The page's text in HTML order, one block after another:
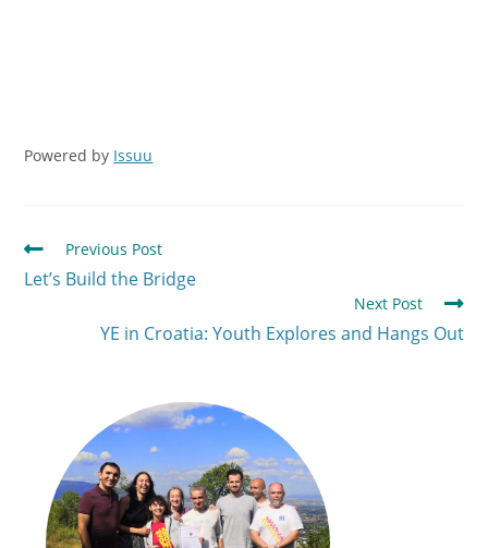
Powered by Issuu
Previous Post
Let’s Build the Bridge
Next Post
YE in Croatia: Youth Explores and Hangs Out